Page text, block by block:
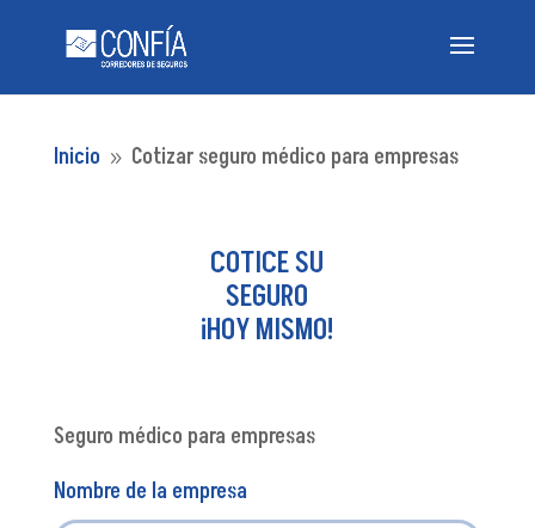
Inicio 9 Cotizar seguro médico para empresas
COTICE SU
SEGURO
¡HOY MISMO!
Seguro médico para empresas
Nombre de la empresa